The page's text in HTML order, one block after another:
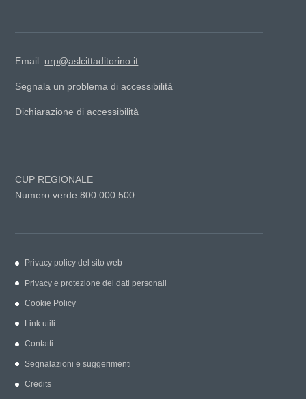
Email: urp@aslcittaditorino.it
Segnala un problema di accessibilità
Dichiarazione di accessibilità
CUP REGIONALE
Numero verde 800 000 500
Privacy policy del sito web
Privacy e protezione dei dati personali
Cookie Policy
Link utili
Contatti
Segnalazioni e suggerimenti
Credits